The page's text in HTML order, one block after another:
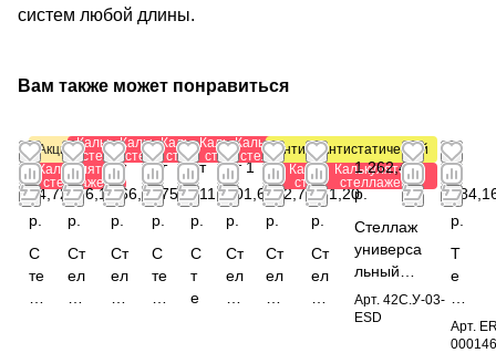
систем любой длины.
Вам также может понравиться
Акция
Калькулятор
стеллажей
от
84,72
р.
С
те
л
Калькулятор
стеллажей
от
996,12
р.
Ст
ел
ла
Калькулятор
стеллажей
от
866,64
р.
Ст
ел
ла
Калькулятор
стеллажей
от
375,42
р.
С
те
л
Калькулятор
стеллажей
от
311,22
р.
С
т
е
Калькулятор
стеллажей
от 1
601,64
р.
Ст
ел
ла
Антистатический
Калькулятор
стеллажей
от 1
032,72
р.
Ст
ел
ла
Антистатический
Калькулятор
стеллажей
от
781,20
р.
Ст
ел
ла
1 262,40
р.
Стеллаж
универса
льный
1850x100
0x490 мм
Арт. 42С.У-03-
ESD
1
р.
Т
е
л
е
жк
Арт.